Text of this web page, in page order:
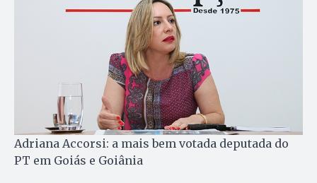
Adriana Accorsi: a mais bem votada deputada do
PT em Goiás e Goiânia